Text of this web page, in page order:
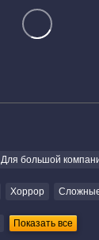
Для большой
Хоррор
Показать все